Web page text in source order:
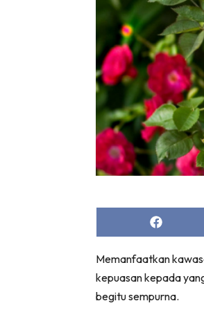
Share
on
Memanfaatkan
kepuasan kepada
begitu sempurna.